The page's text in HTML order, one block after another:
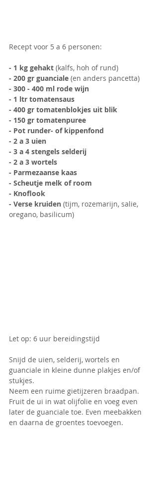
Recept voor 5 a 6 personen:
- 1 kg gehakt (kalfs, hoh of rund)
- 200 gr guanciale (en anders pancetta)
- 300 - 400 ml rode wijn
- 1 ltr tomatensaus
- 400 gr tomatenblokjes uit blik
- 150 gr tomatenpuree
- Pot runder- of kippenfond
- 2 a 3 uien
- 3 a 4 stengels selderij
- 2 a 3 wortels
- Parmezaanse kaas
- Scheutje melk of room
- Knoflook
- Verse kruiden (tijm, rozemarijn, salie,
oregano, basilicum)
Let op: 6 uur bereidingstijd
Snijd de uien, selderij, wortels en
guanciale in kleine dunne plakjes en/of
stukjes.
Neem een ruime gietijzeren braadpan.
Fruit de ui in wat olijfolie en voeg even
later de guanciale toe. Even meebakken
en daarna de groentes toevoegen.